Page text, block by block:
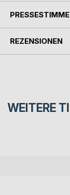
REZENSIONEN
WEITERE